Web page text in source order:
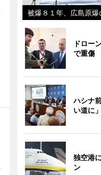
被爆８１年、広島原爆
ドロー
で重傷
ハシナ
い道に」
独空港
ン